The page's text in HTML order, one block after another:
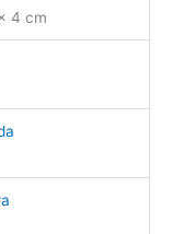
4 cm